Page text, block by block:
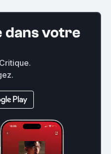
dans votre